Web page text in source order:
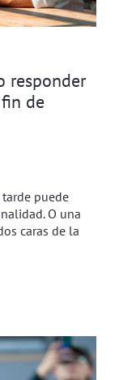
responder
de
puede
O una
caras de la